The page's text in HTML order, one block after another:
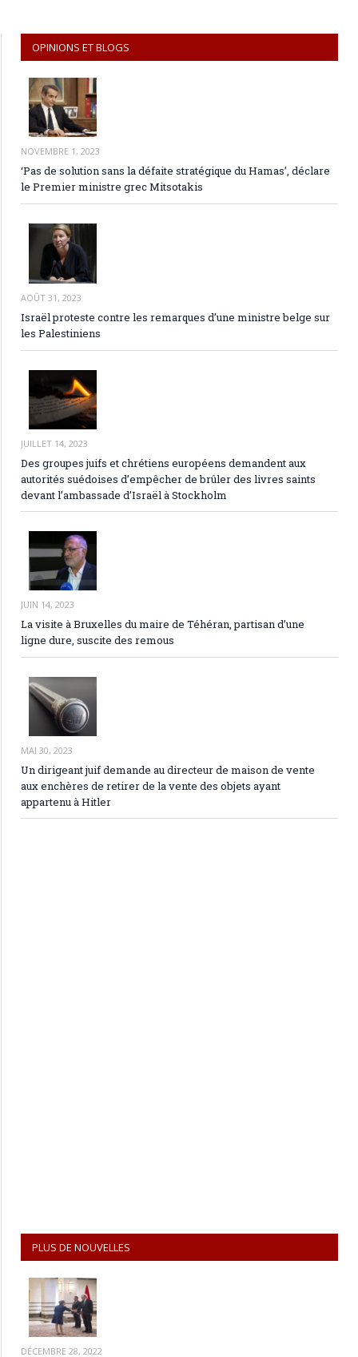
OPINIONS ET BLOGS
NOVEMBRE 1, 2023
‘Pas de solution sans la défaite stratégique du Hamas’, déclare
le Premier ministre grec Mitsotakis
AOÛT 31, 2023
Israël proteste contre les remarques d’une ministre belge sur
les Palestiniens
JUILLET 14, 2023
Des groupes juifs et chrétiens européens demandent aux
autorités suédoises d’empêcher de brûler des livres saints
devant l’ambassade d’Israël à Stockholm
JUIN 14, 2023
La visite à Bruxelles du maire de Téhéran, partisan d’une
ligne dure, suscite des remous
MAI 30, 2023
Un dirigeant juif demande au directeur de maison de vente
aux enchères de retirer de la vente des objets ayant
appartenu à Hitler
PLUS DE NOUVELLES
DÉCEMBRE 28, 2022